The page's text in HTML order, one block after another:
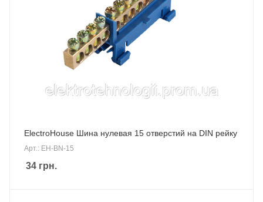
ElectroHouse Шина нулевая 15 отверстий на DIN рейку
Арт.: EH-BN-15
34 грн.